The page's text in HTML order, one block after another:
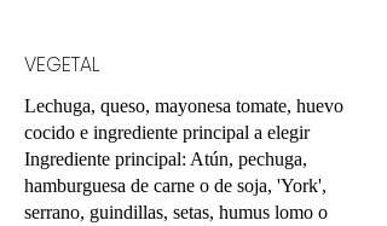
VEGETAL
Lechuga, queso, mayonesa tomate, huevo
cocido e ingrediente principal a elegir
Ingrediente principal: Atún, pechuga,
hamburguesa de carne o de soja, 'York',
serrano, guindillas, setas, humus lomo o